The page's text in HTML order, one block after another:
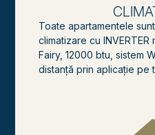
Toate apartamentele
climatizare cu
Fairy, 12000 btu, sistem
distanţă prin aplicaţie pe